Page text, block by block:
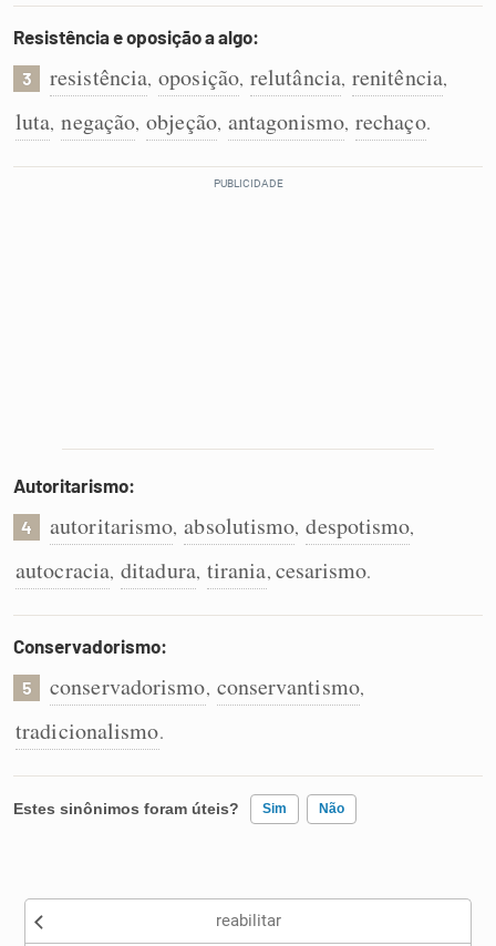
Dicionário
Resistência e oposição a algo:
3 resistência, oposição, relutância, renitência,
luta, negação, objeção, antagonismo, rechaço.
Autoritarismo:
4 autoritarismo, absolutismo, despotismo,
autocracia, ditadura, tirania, cesarismo.
Conservadorismo:
5 conservadorismo, conservantismo,
tradicionalismo.
Estes sinônimos foram úteis? Sim Não
Nenhum dos sinônimos apresentados me ajudou
reabilitar